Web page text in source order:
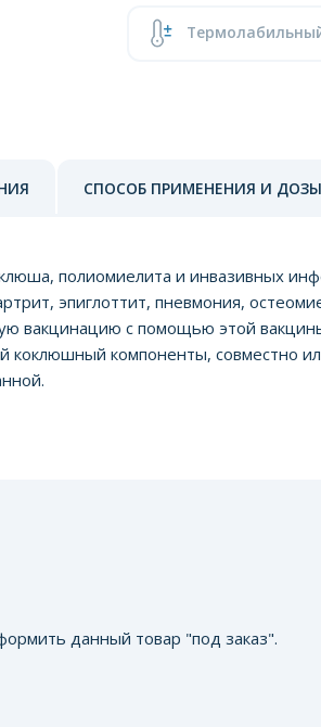
СПОСОБ ПРИМЕНЕНИЯ И ДОЗЫ
полиомиелита и инвазивных
эпиглоттит, пневмония,
вакцинацию с помощью этой
компоненты, совместно
данный товар "под заказ".